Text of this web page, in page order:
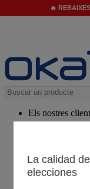
🔥
Els nostres
El nostre consell
Productes
La calidad
elecciones